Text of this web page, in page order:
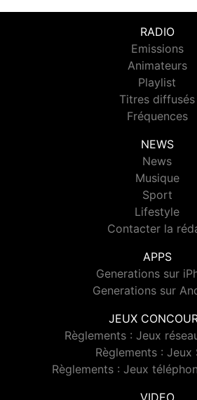
RADIO
Emissions
Animateurs
Playlist
Titres diffusés
Fréquences
NEWS
News
Musique
Sport
Lifestyle
Contacter la
APPS
Generations sur
Generations sur
JEUX
Règlements : Jeux
Règlements : Jeux
Règlements : Jeux